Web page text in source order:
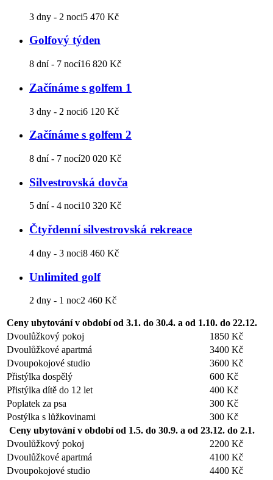
3 dny - 2 noci5 470 Kč
Golfový týden
8 dní - 7 nocí16 820 Kč
Začínáme s golfem 1
3 dny - 2 noci6 120 Kč
Začínáme s golfem 2
8 dní - 7 nocí20 020 Kč
Silvestrovská dovča
5 dní - 4 noci10 320 Kč
Čtyřdenní silvestrovská rekreace
4 dny - 3 noci8 460 Kč
Unlimited golf
2 dny - 1 noc2 460 Kč
Ceny ubytování v období od 3.1. do 30.4. a od 1.10. do 22.12.
Dvoulůžkový pokoj
1850 Kč
Dvoulůžkové apartmá
3400 Kč
Dvoupokojové studio
3600 Kč
Přistýlka dospělý
600 Kč
Přistýlka dítě do 12 let
400 Kč
Poplatek za psa
300 Kč
Postýlka s lůžkovinami
300 Kč
Ceny ubytování v období od 1.5. do 30.9. a od 23.12. do 2.1.
Dvoulůžkový pokoj
2200 Kč
Dvoulůžkové apartmá
4100 Kč
Dvoupokojové studio
4400 Kč